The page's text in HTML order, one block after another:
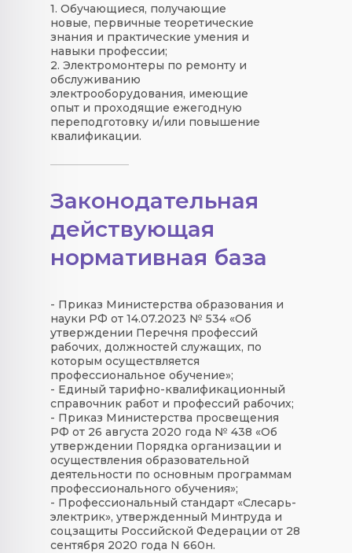
1. Обучающиеся, получающие
новые, первичные теоретические
знания и практические умения и
навыки профессии;
2. Электромонтеры по ремонту и
обслуживанию
электрооборудования, имеющие
опыт и проходящие ежегодную
переподготовку и/или повышение
квалификации.
Законодательная
действующая
нормативная база
- Приказ Министерства образования и
науки РФ от 14.07.2023 № 534 «Об
утверждении Перечня профессий
рабочих, должностей служащих, по
которым осуществляется
профессиональное обучение»;
- Единый тарифно-квалификационный
справочник работ и профессий рабочих;
- Приказ Министерства просвещения
РФ от 26 августа 2020 года № 438 «Об
утверждении Порядка организации и
осуществления образовательной
деятельности по основным программам
профессионального обучения»;
- Профессиональный стандарт «Слесарь-
электрик», утвержденный Минтруда и
соцзащиты Российской Федерации от 28
сентября 2020 года N 660н.